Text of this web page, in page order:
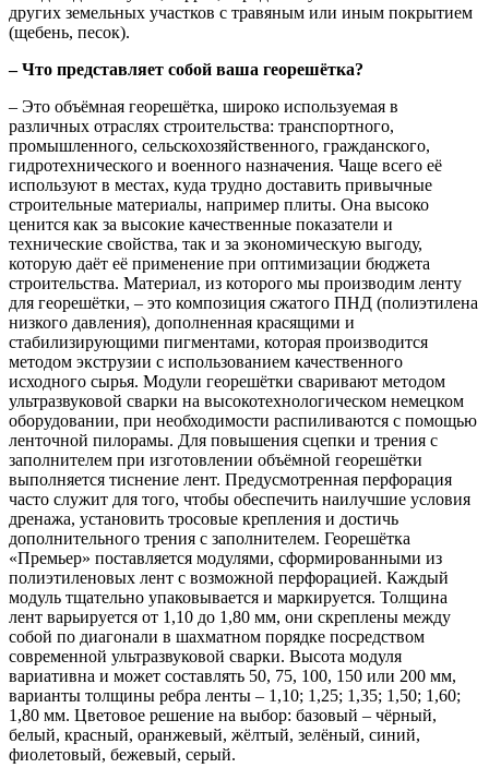
других земельных участков с травяным или иным покрытием
(щебень, песок).
– Что представляет собой ваша георешётка?
– Это объёмная георешётка, широко используемая в
различных отраслях строительства: транспортного,
промышленного, сельскохозяйственного, гражданского,
гидротехнического и военного назначения. Чаще всего её
используют в местах, куда трудно доставить привычные
строительные материалы, например плиты. Она высоко
ценится как за высокие качественные показатели и
технические свойства, так и за экономическую выгоду,
которую даёт её применение при оптимизации бюджета
строительства. Материал, из которого мы производим ленту
для георешётки, – это композиция сжатого ПНД (полиэтилена
низкого давления), дополненная красящими и
стабилизирующими пигментами, которая производится
методом экструзии с использованием качественного
исходного сырья. Модули георешётки сваривают методом
ультразвуковой сварки на высокотехнологическом немецком
оборудовании, при необходимости распиливаются с помощью
ленточной пилорамы. Для повышения сцепки и трения с
заполнителем при изготовлении объёмной георешётки
выполняется тиснение лент. Предусмотренная перфорация
часто служит для того, чтобы обеспечить наилучшие условия
дренажа, установить тросовые крепления и достичь
дополнительного трения с заполнителем. Георешётка
«Премьер» поставляется модулями, сформированными из
полиэтиленовых лент с возможной перфорацией. Каждый
модуль тщательно упаковывается и маркируется. Толщина
лент варьируется от 1,10 до 1,80 мм, они скреплены между
собой по диагонали в шахматном порядке посредством
современной ультразвуковой сварки. Высота модуля
вариативна и может составлять 50, 75, 100, 150 или 200 мм,
варианты толщины ребра ленты – 1,10; 1,25; 1,35; 1,50; 1,60;
1,80 мм. Цветовое решение на выбор: базовый – чёрный,
белый, красный, оранжевый, жёлтый, зелёный, синий,
фиолетовый, бежевый, серый.